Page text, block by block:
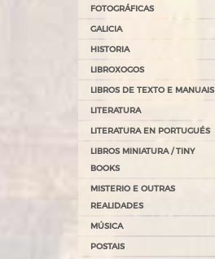
FOTOGRÁFICAS
GALICIA
HISTORIA
LIBROXOGOS
LIBROS DE TEXTO E MANUAIS
LITERATURA
LITERATURA EN PORTUGUÉS
LIBROS MINIATURA / TINY
BOOKS
MISTERIO E OUTRAS
REALIDADES
MÚSICA
POSTAIS